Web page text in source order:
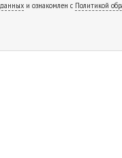
данных и ознакомлен с Политикой